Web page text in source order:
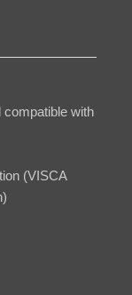
with
(VISCA